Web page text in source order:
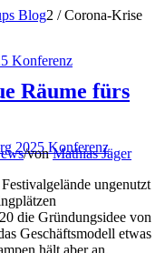
Konferenz
2025 Konferenz
Blog2 / Corona-Krise
Räume fürs
/vonMathias Jäger
ungenutzt
die Gründungsidee von
Geschäftsmodell etwas